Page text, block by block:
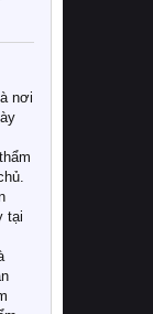
nơi
tại